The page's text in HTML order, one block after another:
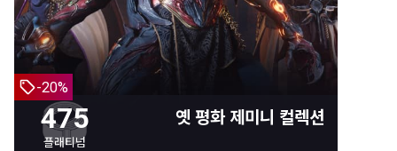
7일 자원 부스터
-20%
475
플래티넘
옛 평화 제미니 컬렉션
475 플래티넘
리온 제미니 스킨
로스 제미니 스킨